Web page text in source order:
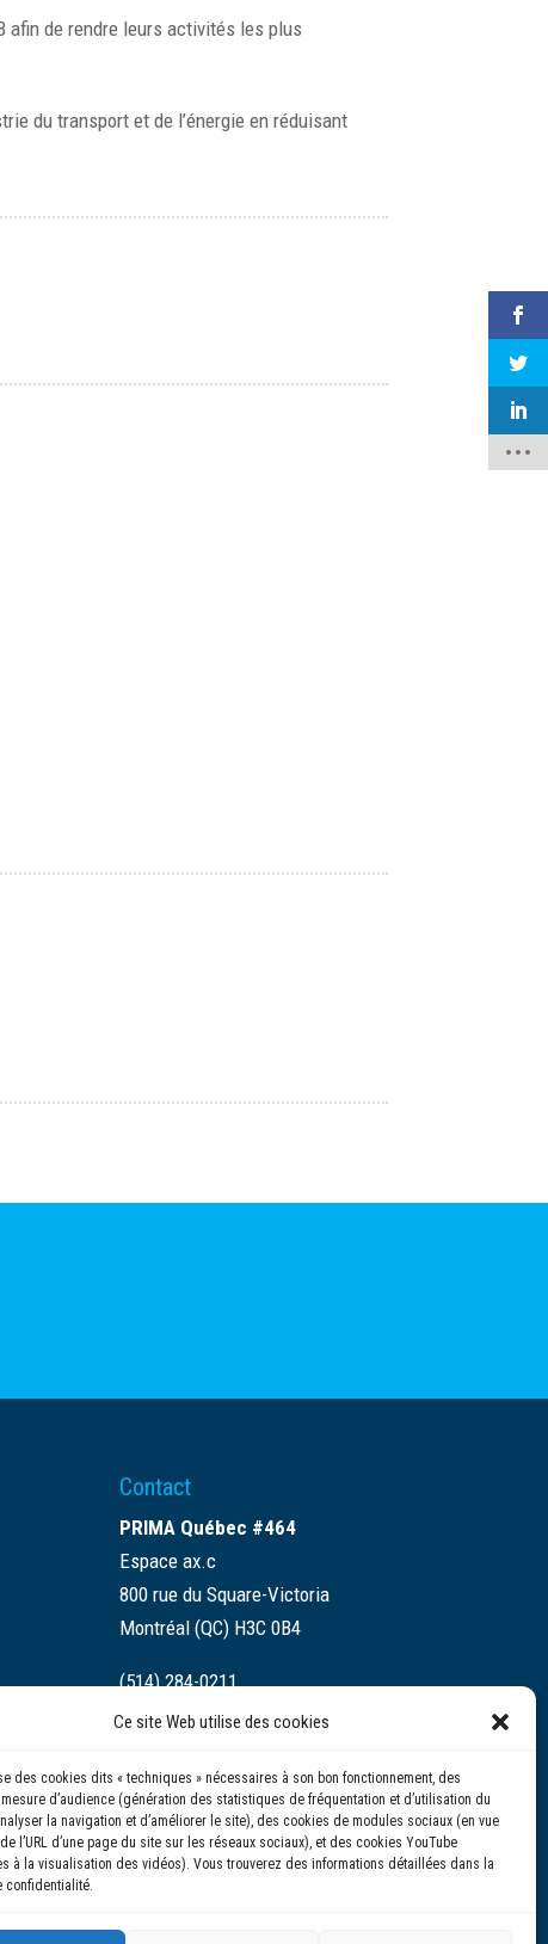
Ce site Web utilise des cookies
des cookies dits « techniques » nécessaires à son bon fonctionnement, des
d’audience (génération des statistiques de fréquentation et d’utilisation du
la navigation et d’améliorer le site), des cookies de modules sociaux (en vue
l’URL d’une page du site sur les réseaux sociaux), et des cookies YouTube
à la visualisation des vidéos). Vous trouverez des informations détaillées dans la
confidentialité.
afin de rendre leurs activités les plus
du transport et de l’énergie en réduisant
Contact
PRIMA Québec #464
Espace ax.c
800 rue du Square-Victoria
Montréal (QC) H3C 0B4
(514) 284-0211
info@prima.ca